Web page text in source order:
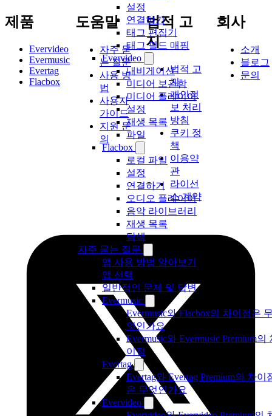
설정
연결하기
태그 편집기
태그 필드 매핑
Evervideo
내비게이션
미디어 보관함
미디어 플레이어
설정
재생 목록
파일
Flacbox
로컬 파일
설정
연결하기
오디오 플레이어
음악 라이브러리
재생 목록
탐색
자주 묻는 질문
앱 사용 방법 알아보기
앱 선택
일반적인 문제 및 답변
Evermusic
Evermusic와 Flacbox의 차이점은
엇인가요
Evermusic와 Evermusic Premium의
이점
Evertag
Evertag와 Evertag Premium의 차이
은 무엇인가요
Evervideo
제품
Evervideo
Evermusic
Evertag
Flacbox
도움말
자주 묻
는 질문
사용 방
법
사용자
가이드
지원 문
의
법적 고
지
법적 고
지
개인정
보 처리
방침
쿠키 정
책
이용약
관
라이선
스 계약
회사
소개
블로그
문의